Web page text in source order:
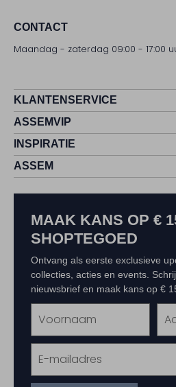
CONTACT
Maandag - zaterdag 09:00 - 17:00
KLANTENSERVICE
ASSEMVIP
INSPIRATIE
ASSEM
MAAK KANS OP €
SHOPTEGOED
Ontvang als eerste exclusieve
collecties, acties en events.
nieuwsbrief en maak kans op €